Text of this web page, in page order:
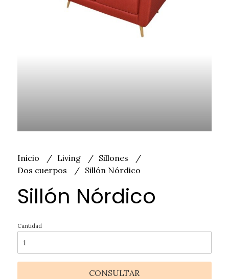
Inicio Living
Sillones
Dos cuerpos
Sillón Nórdico
Sillón Nórdico
Cantidad
CONSULTAR